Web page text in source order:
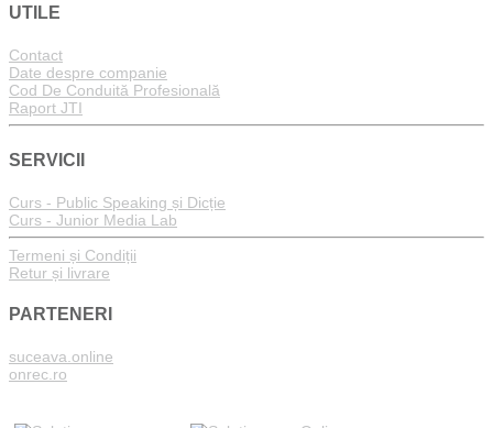
UTILE
Contact
Date despre companie
Cod De Conduită Profesională
Raport JTI
SERVICII
Curs - Public Speaking și Dicție
Curs - Junior Media Lab
Termeni și Condiții
Retur și livrare
PARTENERI
suceava.online
onrec.ro